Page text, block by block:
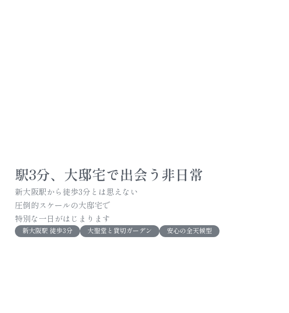
ア
だフェアへ
記念
円分の
ント！
駅3分、 大邸宅で出会う非日常
新大阪駅から徒歩3分とは思えない
圧倒的スケールの大邸宅で
特別な一日がはじまります
新大阪駅 徒歩3分 大聖堂と貸切ガーデン 安心の全天候型